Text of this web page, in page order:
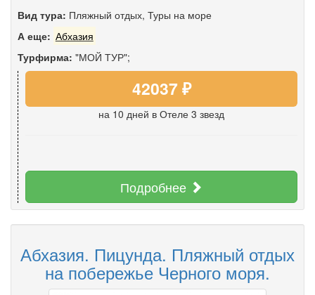
Вид тура: Пляжный отдых, Туры на море
А еще: Абхазия
Турфирма: "МОЙ ТУР";
42037 ₽
на 10 дней в Отеле 3 звезд
Подробнее
Абхазия. Пицунда. Пляжный отдых
на побережье Черного моря.